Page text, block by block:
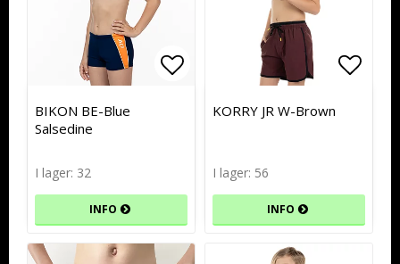
Lägg till i favoritlistan
Lägg till i favoritlistan
BIKON BE-Blue
Salsedine
I lager: 32
INFO
KORRY JR W-Brown
I lager: 56
INFO